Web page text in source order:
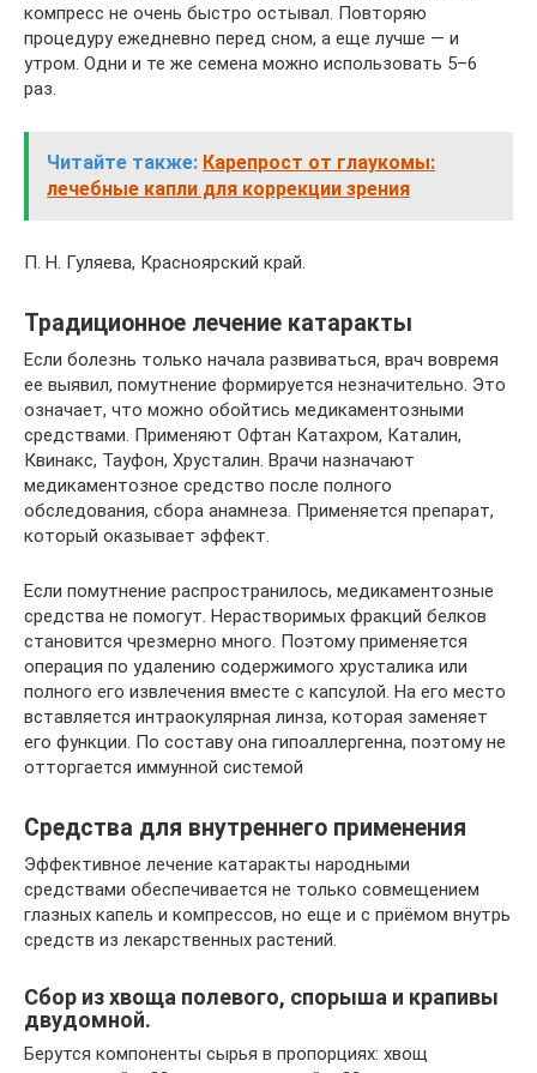
компресс не очень быстро остывал. Повторяю
процедуру ежедневно перед сном, а еще лучше — и
утром. Одни и те же семена можно использовать 5–6
раз.
Читайте также: Карепрост от глаукомы:
лечебные капли для коррекции зрения
П. Н. Гуляева, Красноярский край.
Традиционное лечение катаракты
Если болезнь только начала развиваться, врач вовремя
ее выявил, помутнение формируется незначительно. Это
означает, что можно обойтись медикаментозными
средствами. Применяют Офтан Катахром, Каталин,
Квинакс, Тауфон, Хрусталин. Врачи назначают
медикаментозное средство после полного
обследования, сбора анамнеза. Применяется препарат,
который оказывает эффект.
Если помутнение распространилось, медикаментозные
средства не помогут. Нерастворимых фракций белков
становится чрезмерно много. Поэтому применяется
операция по удалению содержимого хрусталика или
полного его извлечения вместе с капсулой. На его место
вставляется интраокулярная линза, которая заменяет
его функции. По составу она гипоаллергенна, поэтому не
отторгается иммунной системой
Средства для внутреннего применения
Эффективное лечение катаракты народными
средствами обеспечивается не только совмещением
глазных капель и компрессов, но еще и с приёмом внутрь
средств из лекарственных растений.
Сбор из хвоща полевого, спорыша и крапивы
двудомной.
Берутся компоненты сырья в пропорциях: хвощ